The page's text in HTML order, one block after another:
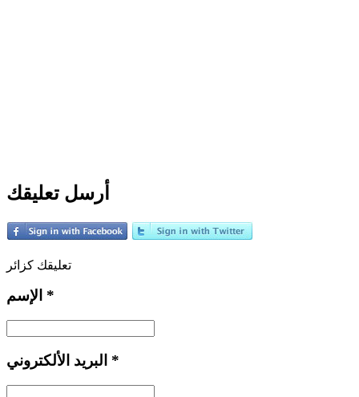
أرسل تعليقك
تعليقك كزائر
*
*